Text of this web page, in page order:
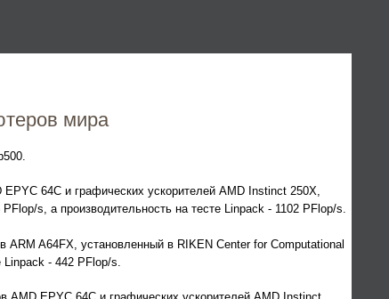
мира
64C и графических ускорителей AMD Instinct 250X,
s, а производительность на тесте Linpack - 1102 PFlop/s.
ARM A64FX, установленный в RIKEN Center for Computational
- 442 PFlop/s.